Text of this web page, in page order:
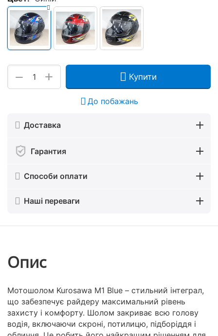
+
− Купити
До побажань
Доставка
Гарантия
Способи оплати
Наші переваги
Опис
Мотошолом Kurosawa M1 Blue – стильний інтеграл,
що забезпечує райдеру максимальний рівень
захисту і комфорту. Шолом закриває всю голову
водія, включаючи скроні, потилицю, підборіддя і